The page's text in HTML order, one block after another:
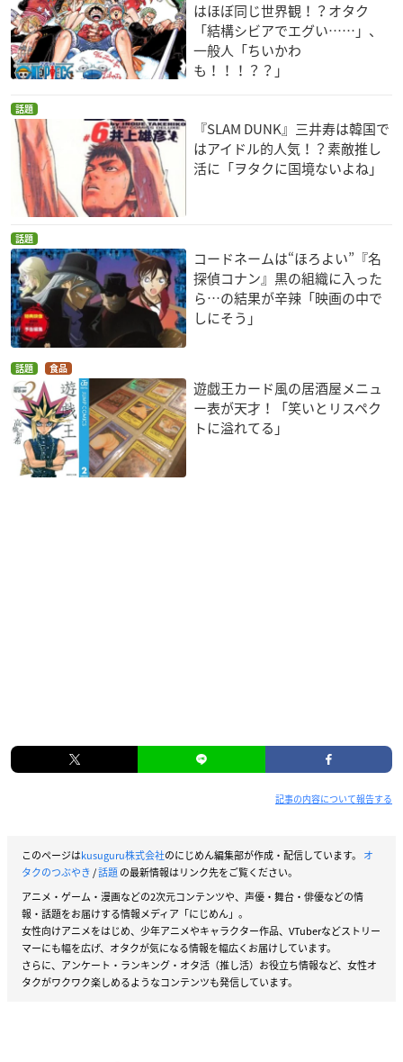
はほぼ同じ世界観！？オタク
「結構シビアでエグい……」、
一般人「ちいかわ
も！！！？？」
話題
『SLAM DUNK』三井寿は韓国で
はアイドル的人気！？素敵推し
活に「ヲタクに国境ないよね」
話題
コードネームは“ほろよい”『名
探偵コナン』黒の組織に入った
ら…の結果が辛辣「映画の中で
しにそう」
話題 食品
遊戯王カード風の居酒屋メニュ
ー表が天才！「笑いとリスペク
トに溢れてる」
記事の内容について報告する
このページはkusuguru株式会社のにじめん編集部が作成・配信しています。 オ
タクのつぶやき/話題の最新情報はリンク先をご覧ください。
アニメ・ゲーム・漫画などの2次元コンテンツや、声優・舞台・俳優などの情
報・話題をお届けする情報メディア「にじめん」。
女性向けアニメをはじめ、少年アニメやキャラクター作品、VTuberなどストリー
マーにも幅を広げ、オタクが気になる情報を幅広くお届けしています。
さらに、アンケート・ランキング・オタ活（推し活）お役立ち情報など、女性オ
タクがワクワク楽しめるようなコンテンツも発信しています。